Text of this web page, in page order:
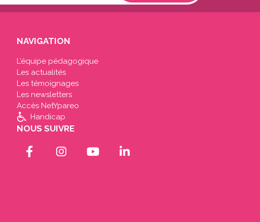
NAVIGATION
L’équipe pédagogique
Les actualités
Les témoignages
Les newsletters
Accès NetYpareo
Handicap
NOUS SUIVRE